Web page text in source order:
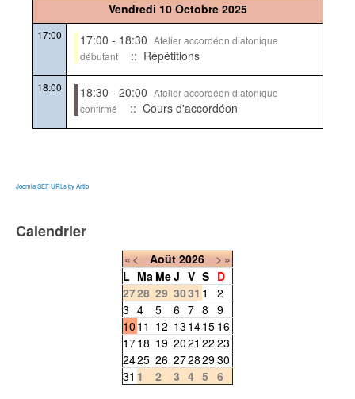
Vendredi 10 Octobre 2025
17:00 17:00 - 18:30 Atelier accordéon diatonique
débutant
:: Répétitions
18:00 18:30 - 20:00 Atelier accordéon diatonique
confirmé
:: Cours d'accordéon
Joomla SEF URLs by Artio
Calendrier
«< Août 2026 >»
L Ma MeJ V S D
2728 29 3031 1
2
3 4 5 6 7 8 9
10 11 12 13 1415 16
1718 19 2021 22 23
2425 26 27282930
31 1 2 3 4 5 6